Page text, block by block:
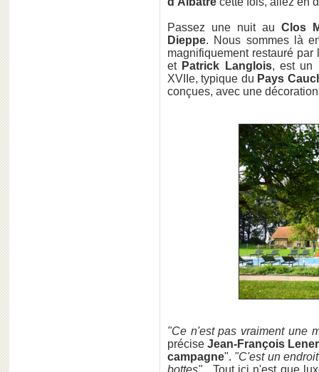
Passez une nuit auClos
Dieppe. Nous sommes là
magnifiquement restauré
etPatrick Langlois, est un
XVIIe, typique du Pays
conçues, avec une
"Ce n'est pas vraiment une
préciseJean-François
campagne". "C'est un
bottes". Tout ici n'est que